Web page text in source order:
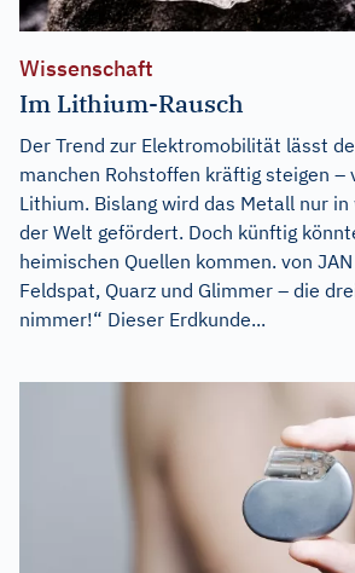
Wissenschaft
Im Lithium-Rausch
Der Trend zur Elektromobilität lässt
manchen Rohstoffen kräftig steigen –
Lithium. Bislang wird das Metall nur in
der Welt gefördert. Doch künftig
heimischen Quellen kommen. von JAN
Feldspat, Quarz und Glimmer – die
nimmer!“ Dieser Erdkunde...